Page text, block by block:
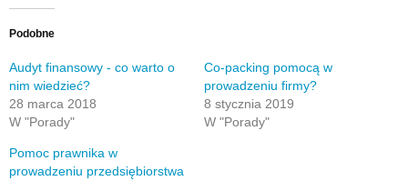
znajomego
e-
w
nowym
oknie)
Podobne
Audyt finansowy - co warto o
nim wiedzieć?
28 marca 2018
W "Porady"
Co-packing pomocą w
prowadzeniu firmy?
8 stycznia 2019
W "Porady"
Pomoc prawnika w
prowadzeniu przedsiębiorstwa